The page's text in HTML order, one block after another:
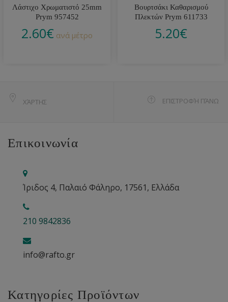
Λάστιχο Χρωματιστό 25mm
Prym 957452
2.60€ ανά μέτρο
Βουρτσάκι Καθαρισμού
Πλεκτών Prym 611733
5.20€
ΧΆΡΤΗΣ ΕΠΙΣΤΡΟΦΉ ΠΆΝΩ
Επικοινωνία
Ίριδος 4, Παλαιό Φάληρο, 17561, Ελλάδα
210 9842836
info@rafto.gr
Κατηγορίες Προϊόντων